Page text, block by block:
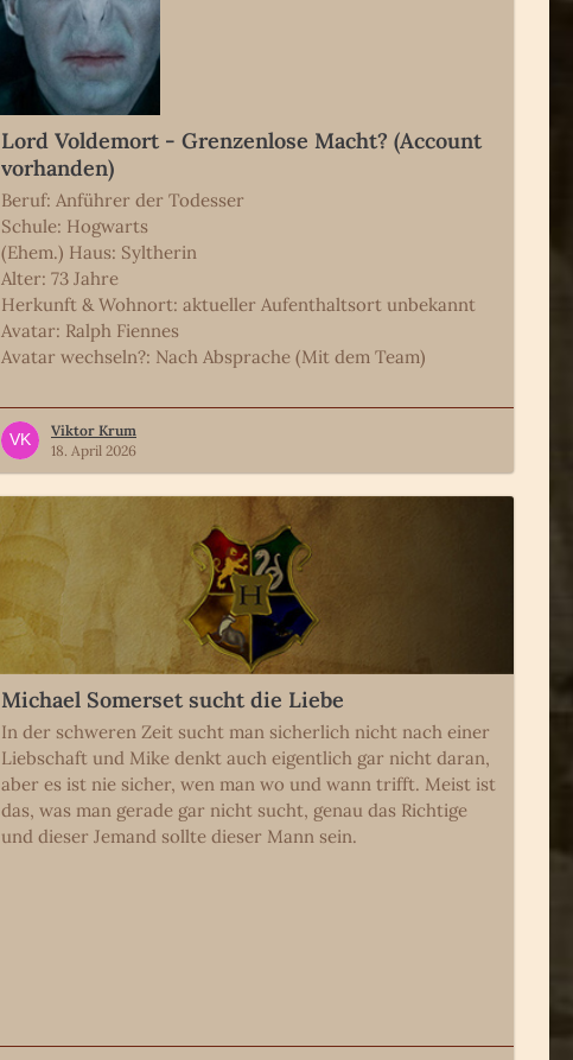
Lord Voldemort - Grenzenlose Macht? (Account
vorhanden)
Beruf: Anführer der Todesser
Schule: Hogwarts
(Ehem.) Haus: Syltherin
Alter: 73 Jahre
Herkunft & Wohnort: aktueller Aufenthaltsort unbekannt
Avatar: Ralph Fiennes
Avatar wechseln?: Nach Absprache (Mit dem Team)
Viktor Krum
18. April 2026
Michael Somerset sucht die Liebe
In der schweren Zeit sucht man sicherlich nicht nach einer
Liebschaft und Mike denkt auch eigentlich gar nicht daran,
aber es ist nie sicher, wen man wo und wann trifft. Meist ist
das, was man gerade gar nicht sucht, genau das Richtige
und dieser Jemand sollte dieser Mann sein.